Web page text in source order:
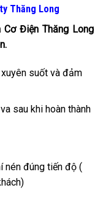
Thăng Long
Điện Thăng Long
suốt và đảm
sau khi hoàn thành
nén đúng tiến độ (